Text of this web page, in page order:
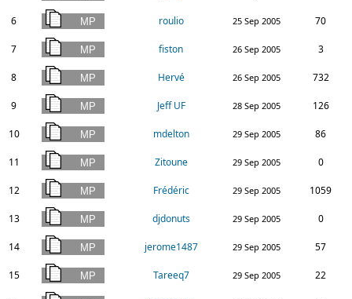
6 roulio 25 Sep 2005 70
7 fiston 26 Sep 2005 3
8 Hervé 26 Sep 2005 732
9 Jeff UF 28 Sep 2005 126
10 mdelton 29 Sep 2005 86
11 Zitoune 29 Sep 2005 0
12 Frédéric 29 Sep 2005 1059
13 djdonuts 29 Sep 2005 0
14 jerome1487 29 Sep 2005 57
15 Tareeq7 29 Sep 2005 22